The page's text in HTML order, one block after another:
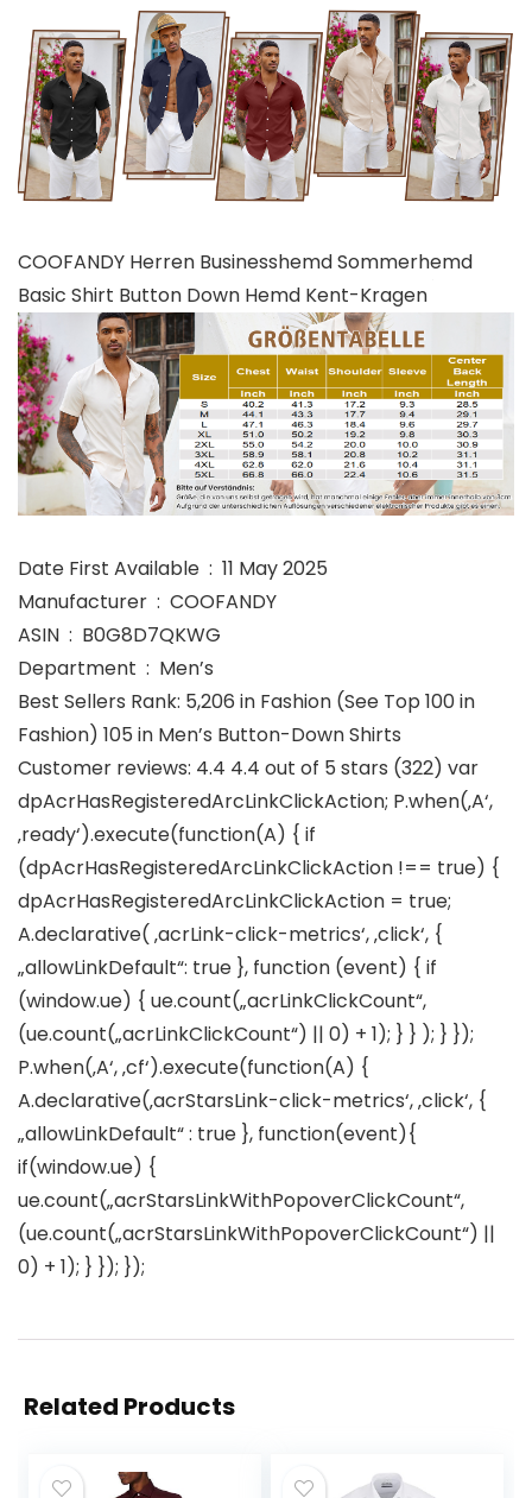
COOFANDY Herren Businesshemd Sommerhemd
Basic Shirt Button Down Hemd Kent-Kragen
Date First Available ‏ : ‎ 11 May 2025
Manufacturer ‏ : ‎ COOFANDY
ASIN ‏ : ‎ B0G8D7QKWG
Department ‏ : ‎ Men’s
Best Sellers Rank: 5,206 in Fashion (See Top 100 in
Fashion) 105 in Men’s Button-Down Shirts
Customer reviews: 4.4 4.4 out of 5 stars (322) var
dpAcrHasRegisteredArcLinkClickAction; P.when(‚A‘,
‚ready‘).execute(function(A) { if
(dpAcrHasRegisteredArcLinkClickAction !== true) {
dpAcrHasRegisteredArcLinkClickAction = true;
A.declarative( ‚acrLink-click-metrics‘, ‚click‘, {
„allowLinkDefault“: true }, function (event) { if
(window.ue) { ue.count(„acrLinkClickCount“,
(ue.count(„acrLinkClickCount“) || 0) + 1); } } ); } });
P.when(‚A‘, ‚cf‘).execute(function(A) {
A.declarative(‚acrStarsLink-click-metrics‘, ‚click‘, {
„allowLinkDefault“ : true }, function(event){
if(window.ue) {
ue.count(„acrStarsLinkWithPopoverClickCount“,
(ue.count(„acrStarsLinkWithPopoverClickCount“) ||
0) + 1); } }); });
Related Products